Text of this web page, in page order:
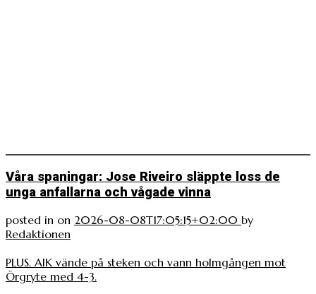
Våra spaningar: Jose Riveiro släppte loss de
unga anfallarna och vågade vinna
posted in on 2026-08-08T17:05:15+02:00 by
Redaktionen
PLUS. AIK vände på steken och vann holmgången mot
Örgryte med 4-3.